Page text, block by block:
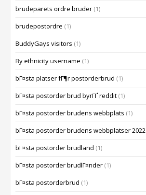
brudeparets ordre bruder (1)
brudepostordre (1)
BuddyGays visitors (1)
By ethnicity username (1)
bГ¤sta platser fГ¶r postorderbrud (1)
bГ¤sta postorder brud byrГҐ reddit (1)
bГ¤sta postorder brudens webbplats (1)
bГ¤sta postorder brudens webbplatser 2022
bГ¤sta postorder brudland (1)
bГ¤sta postorder brudlГ¤nder (1)
bГ¤sta postorderbrud (1)